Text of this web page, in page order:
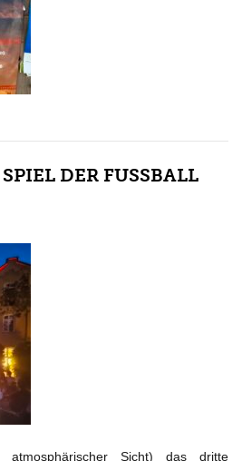
DER FUSSBALL W
Sicht) das dritte